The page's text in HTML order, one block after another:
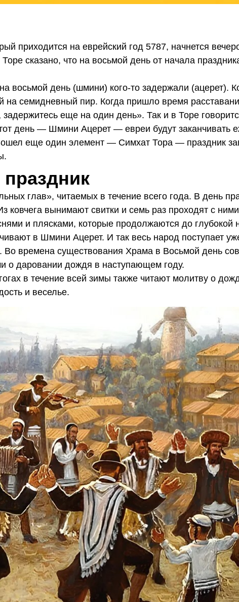
приходится на еврейский год 5787, начнется
сказано, что на восьмой день от начала
восьмой день (шмини) кого-то задержали (ацерет).
на семидневный пир. Когда пришло время
еще на один день». Так и в Торе
день — Шмини Ацерет — евреи будут заканчивать
еще один элемент — Симхат Тора — праздник
глав», читаемых в течение всего года. В день
ковчега вынимают свитки и семь раз проходят с
и плясками, которые продолжаются до глубокой
в Шмини Ацерет. И так весь народ поступает
Во времена существования Храма в Восьмой день
о даровании дождя в наступающем году.
в течение всей зимы также читают молитву о
и веселье.